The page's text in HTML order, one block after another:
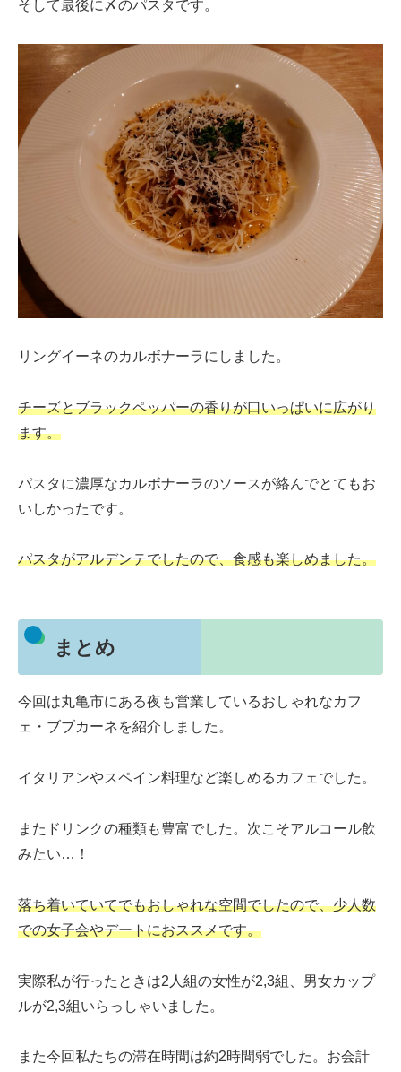
そして最後に〆のパスタです。
リングイーネのカルボナーラにしました。
チーズとブラックペッパーの香りが口いっぱいに広がり
ます。
パスタに濃厚なカルボナーラのソースが絡んでとてもお
いしかったです。
パスタがアルデンテでしたので、食感も楽しめました。
まとめ
今回は丸亀市にある夜も営業しているおしゃれなカフ
ェ・ブブカーネを紹介しました。
イタリアンやスペイン料理など楽しめるカフェでした。
またドリンクの種類も豊富でした。次こそアルコール飲
みたい…！
落ち着いていてでもおしゃれな空間でしたので、少人数
での女子会やデートにおススメです。
実際私が行ったときは2人組の女性が2,3組、男女カップ
ルが2,3組いらっしゃいました。
また今回私たちの滞在時間は約2時間弱でした。お会計